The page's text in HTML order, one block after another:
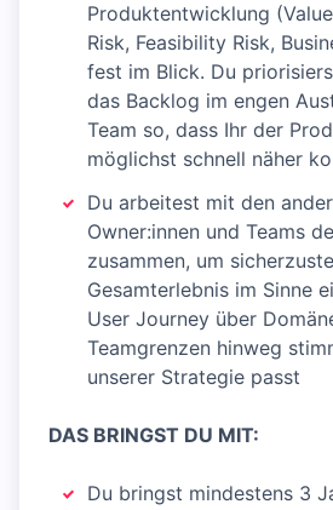
Produktentwicklung
Risk, Feasibility Risk,
fest im Blick. Du
das Backlog im engen
Team so, dass Ihr der
möglichst schnell näher
Du arbeitest mit den
Owner:innen und Teams
zusammen, um
Gesamterlebnis im Sinne
User Journey über
Teamgrenzen hinweg
unserer Strategie passt
DAS BRINGST DU MIT:
Du bringst mindestens 3